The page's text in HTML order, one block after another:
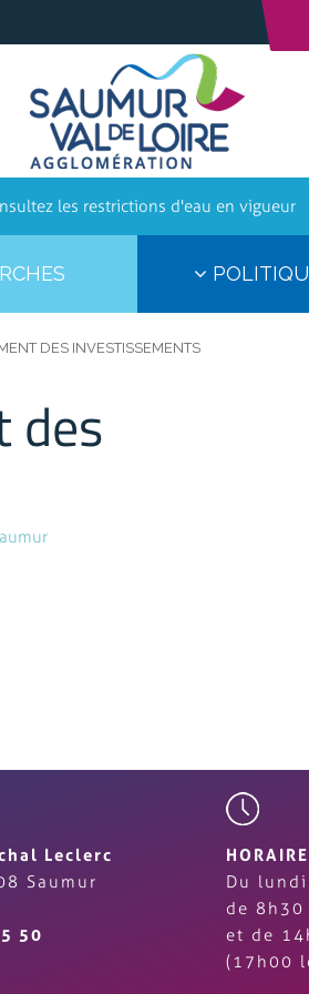
les restrictions d'eau en vigueur
DES INVESTISSEMENTS
des
Leclerc
Saumur
50
Du
de
et de
(17h00